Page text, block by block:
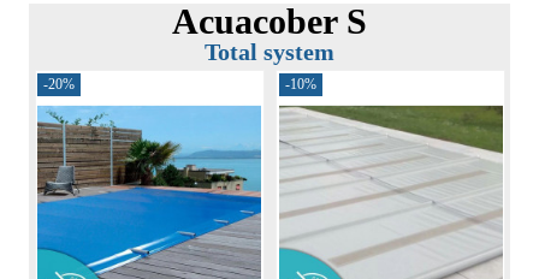
Acuacober S
Total system
-20% -10%